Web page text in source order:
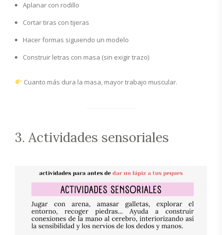
Aplanar con rodillo
Cortar tiras con tijeras
Hacer formas siguiendo un modelo
Construir letras con masa (sin exigir trazo)
Cuanto más dura la masa, mayor trabajo muscular.
3. Actividades sensoriales